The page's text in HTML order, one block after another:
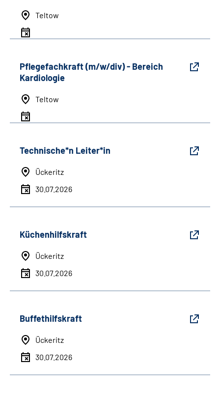
Teltow
Pflegefachkraft (m/w/div) - Bereich
Kardiologie
Teltow
Technische*n Leiter*in
Ückeritz
30.07.2026
Küchenhilfskraft
Ückeritz
30.07.2026
Buffethilfskraft
Ückeritz
30.07.2026